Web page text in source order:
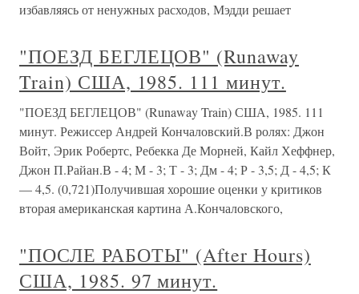
избавляясь от ненужных расходов, Мэдди решает
"ПОЕЗД БЕГЛЕЦОВ" (Runaway
Train) США, 1985. 111 минут.
"ПОЕЗД БЕГЛЕЦОВ" (Runaway Train) США, 1985. 111
минут. Режиссер Андрей Кончаловский.В ролях: Джон
Войт, Эрик Робертс, Ребекка Де Морней, Кайл Хеффнер,
Джон П.Райан.В - 4; М - 3; Т - 3; Дм - 4; Р - 3,5; Д - 4,5; К
— 4,5. (0,721)Получившая хорошие оценки у критиков
вторая американская картина А.Кончаловского,
"ПОСЛЕ РАБОТЫ" (After Hours)
США, 1985. 97 минут.